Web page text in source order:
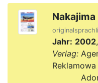
Jahr: 2002,
Verlag:
Reklamowa